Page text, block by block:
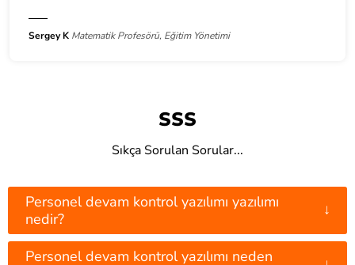
Sergey K Matematik Profesörü, Eğitim Yönetimi
SSS
Sıkça Sorulan Sorular...
Personel devam kontrol yazılımı yazılımı
nedir?
↓
Personel devam kontrol yazılımı neden